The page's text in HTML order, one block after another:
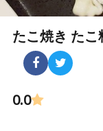
たこ焼き た
0.0